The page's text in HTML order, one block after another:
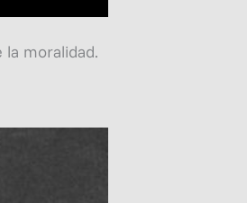
la moralidad.